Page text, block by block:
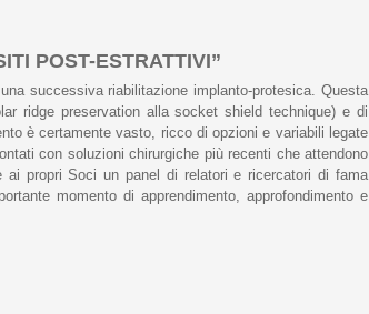
POST-ESTRATTIVI”
successiva riabilitazione implanto-protesica. Questa
ridge preservation alla socket shield technique) e di
è certamente vasto, ricco di opzioni e variabili legate
con soluzioni chirurgiche più recenti che attendono
ai propri Soci un panel di relatori e ricercatori di fama
momento di apprendimento, approfondimento e